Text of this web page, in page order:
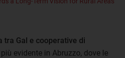
tra Gal e cooperative di
evidente in Abruzzo, dove le